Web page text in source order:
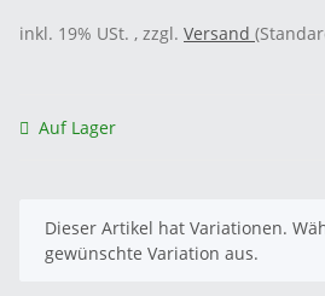
inkl. 19% USt. , zzgl. Versand
Auf Lager
x
Dieser Artikel hat Variationen.
gewünschte Variation aus.